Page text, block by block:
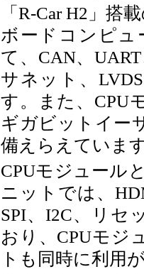
「 R-Car H2 」搭
ボードコンピ
て、 CAN、UART
サネット、 LVDS
す。また、 CPU
ギガビットイー
備えらえていま
CPUモジュール
ニットでは、
SPI、 I2C、リセ
おり、 CPUモジ
トも同時に利用